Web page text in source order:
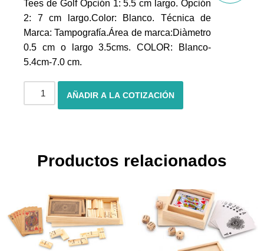
Tees de Golf Opción 1: 5.5 cm largo. Opción
2: 7 cm largo.Color: Blanco. Técnica de
Marca: Tampografía.Área de marca:Diàmetro
0.5 cm o largo 3.5cms. COLOR: Blanco-
5.4cm-7.0 cm.
AÑADIR A LA COTIZACIÓN
Productos relacionados